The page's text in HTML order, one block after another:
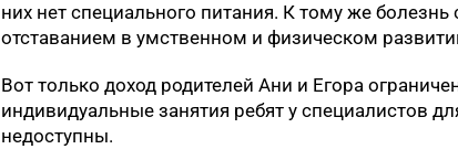
них нет специального питания. К тому же болезнь
отставанием в умственном и физическом
Вот только доход родителей Ани и Егора
индивидуальные занятия ребят у специалистов
недоступны.